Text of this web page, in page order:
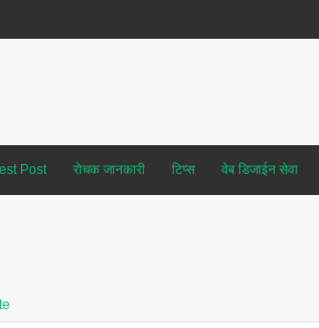
Post रोचक जानकारी टिप्स वेब डिजाईन सेवा